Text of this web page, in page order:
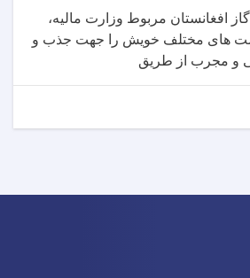
افغانستان مربوط وزارت مالیه،
تعداد (۱۳۳) بست های مختلف خویش را جهت جذب و
و مجرب از طریق